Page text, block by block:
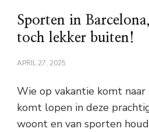
Sporten in
toch lekker buiten!
APRIL 27, 2025
Wie op vakantie komt naar
komt lopen in deze
woont en van sporten